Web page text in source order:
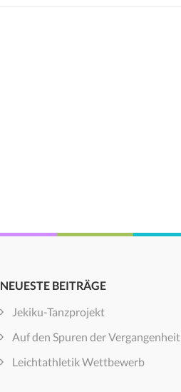
NEUESTE BEITRÄGE
Jekiku-Tanzprojekt
Auf den Spuren der Vergangenheit
Leichtathletik Wettbewerb